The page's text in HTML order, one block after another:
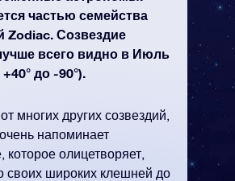
частью семейства
Zodiac. Созвездие
всего видно в Июль
до -90°).
многих других созвездий,
напоминает
которое олицетворяет,
своих широких клешней до